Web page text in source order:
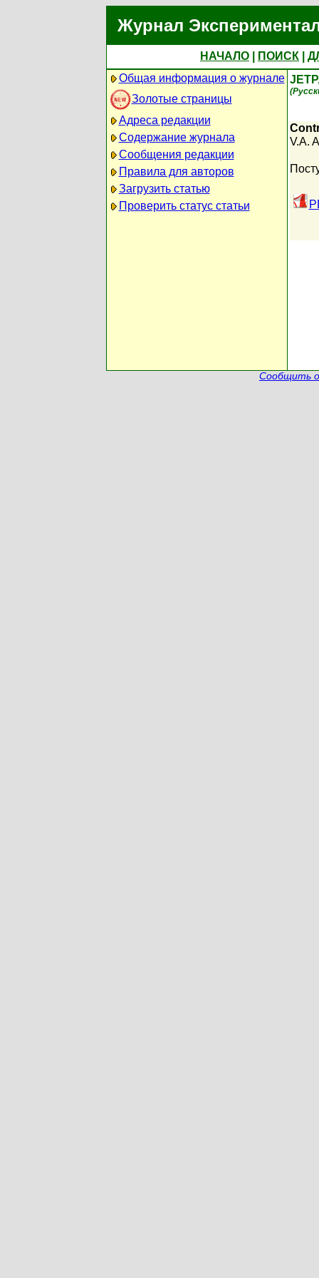
Журнал
НАЧАЛО ПОИСК
Общая информация о журнале
Золотые страницы
Адреса редакции
Содержание журнала
Сообщения редакции
Правила для авторов
Загрузить статью
Проверить статус статьи
V.A.
Сообщить о